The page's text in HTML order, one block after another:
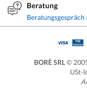
Beratung
BORÈ SRL©
USt-